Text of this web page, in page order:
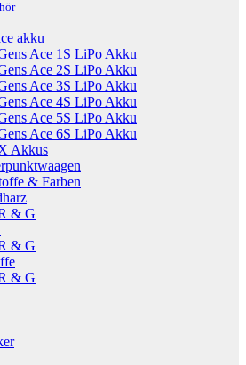
akku
Ace 1S LiPo Akku
Ace 2S LiPo Akku
Ace 3S LiPo Akku
Ace 4S LiPo Akku
Ace 5S LiPo Akku
Ace 6S LiPo Akku
Akkus
& Farben
& G
& G
& G